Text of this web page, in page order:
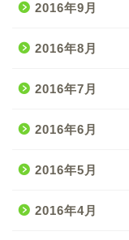
2016年9月
2016年8月
2016年7月
2016年6月
2016年5月
2016年4月